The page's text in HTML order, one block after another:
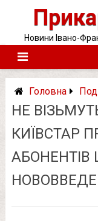
Новини Івано-
Головна
НЕ
КИЇВСТАР